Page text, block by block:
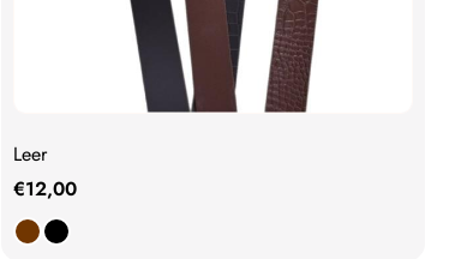
Leer
€12,00